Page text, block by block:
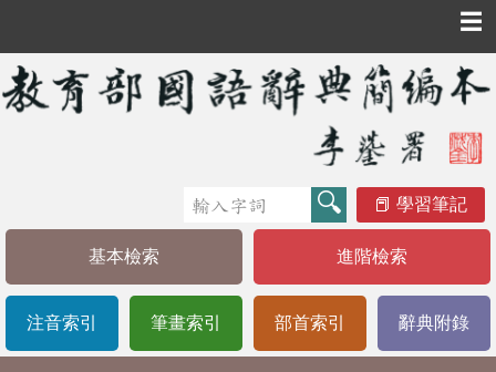
☰
學習筆記
基本檢索 進階檢索
注音索引 筆畫索引 部首索引 辭典附錄